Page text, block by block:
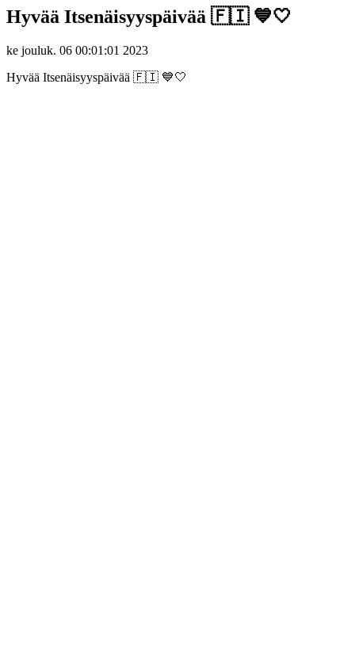
Hyvää Itsenäisyyspäivää 🇫🇮 💙🤍
ke jouluk. 06 00:01:01 2023
Hyvää Itsenäisyyspäivää 🇫🇮 💙🤍